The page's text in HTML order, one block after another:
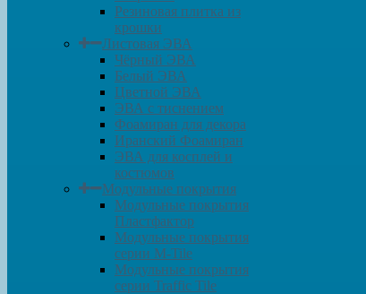
Резиновая плитка из
крошки
Листовая ЭВА
Чёрный ЭВА
Белый ЭВА
Цветной ЭВА
ЭВА с тиснением
Фоамиран для декора
Иранский Фоамиран
ЭВА для косплей и
костюмов
Модульные покрытия
Модульные покрытия
Пластфактор
Модульные покрытия
серии M-Tile
Модульные покрытия
серии Traffic Tile